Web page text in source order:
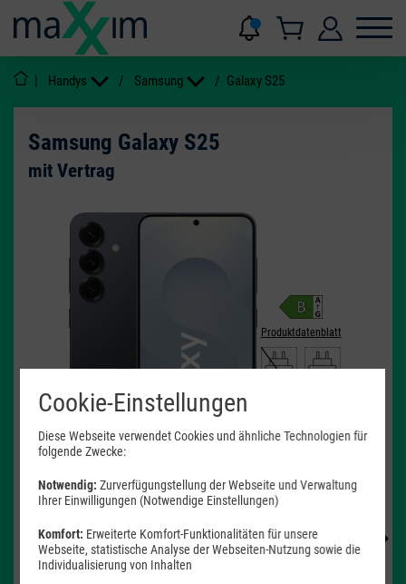
| Handys / Samsung / Galaxy S25
Samsung Galaxy S25
mit Vertrag
Produktdatenblatt
Produkt- und Sicherheitsinformationen
Cookie-Einstellungen
Diese Webseite verwendet Cookies und ähnliche Technologien für
folgende Zwecke:
Notwendig: Zurverfügungstellung der Webseite und Verwaltung
Ihrer Einwilligungen (Notwendige Einstellungen)
Komfort: Erweiterte Komfort-Funktionalitäten für unsere
Webseite, statistische Analyse der Webseiten-Nutzung sowie die
Individualisierung von Inhalten